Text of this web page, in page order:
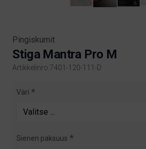
Pingiskumit
Stiga Mantra Pro M
Artikkelinro:7401-120-111-D
Väri
Sienen paksuus